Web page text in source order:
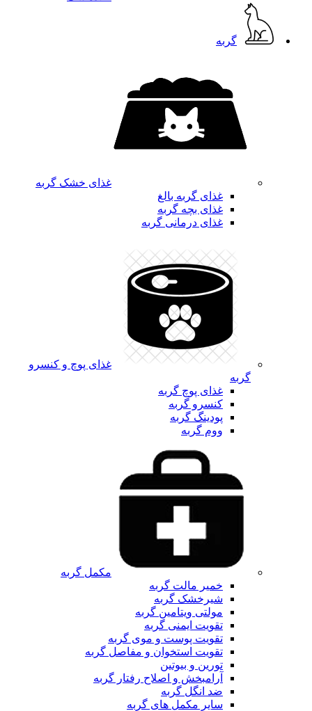
گربه
غذای خشک گربه
غذای گربه بالغ
غذای بچه گربه
غذای درمانی گربه
غذای پوچ و کنسرو
گربه
غذای پوچ گربه
کنسرو گربه
پودینگ گربه
ووم گربه
مکمل گربه
خمیر مالت گربه
شیرخشک گربه
مولتی ویتامین گربه
تقویت ایمنی گربه
تقویت پوست و موی گربه
تقویت استخوان و مفاصل گربه
تورین و بیوتین
آرامبخش و اصلاح رفتار گربه
ضد انگل گربه
سایر مکمل های گربه